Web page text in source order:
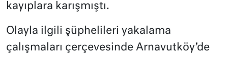
kayıplara karışmıştı.
Olayla ilgili şüphelileri yakalama
çalışmaları çerçevesinde Arnavutköy’de